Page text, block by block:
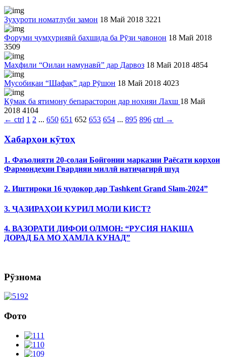
Зуҳуроти номатлуби замон 18 Май 2018 3221
Форуми ҷумҳуриявӣ бахшида ба Рӯзи ҷавонон 18 Май 2018
3509
Маҳфили “Оилаи намунавӣ” дар Дарвоз 18 Май 2018 4854
Мусобиқаи “Шафақ” дар Рӯшон 18 Май 2018 4023
Кӯмак ба ятимону бепарасторон дар ноҳияи Лахш 18 Май
2018 4104
← ctrl 1 2 ... 650 651 652 653 654 ... 895 896 ctrl →
Хабарҳои кӯтоҳ
1. Фаъолияти 20-солаи Бойгонии марказии Раёсати корҳои
Фармондеҳии Гвардияи миллӣ натиҷагирӣ шуд
2. Иштироки 16 ҷудокор дар Tashkent Grand Slam-2024”
3. ҶАЗИРАҲОИ КУРИЛ МОЛИ КИСТ?
4. ВАЗОРАТИ ДИФОИ ОЛМОН: “РУСИЯ НАҚША
ДОРАД БА МО ҲАМЛА КУНАД”
Рӯзнома
Фото